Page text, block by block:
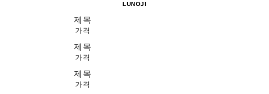
LUNOJI
제목
가격
제목
가격
제목
가격